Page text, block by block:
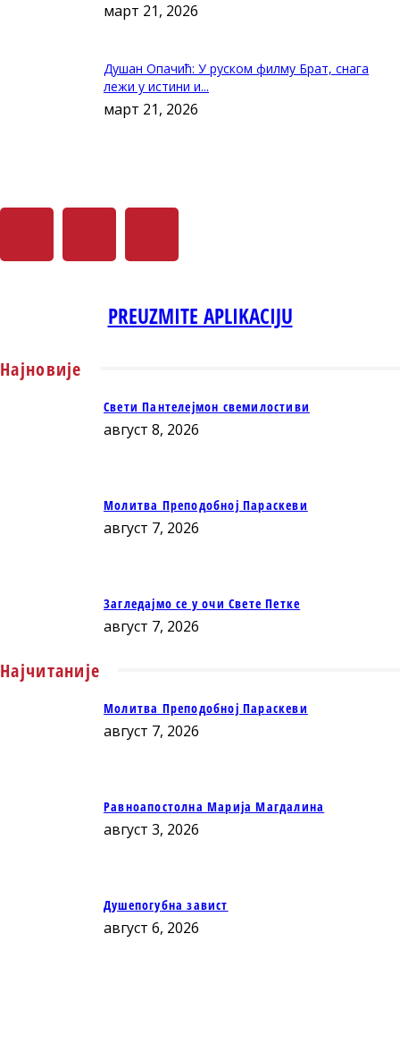
март 21, 2026
Душан Опачић: У руском филму Брат, снага
лежи у истини и...
март 21, 2026
PREUZMITE APLIKACIJU
Најновије
Свети Пантелејмон свемилостиви
август 8, 2026
Молитва Преподобној Параскеви
август 7, 2026
Загледајмо се у очи Свете Петке
август 7, 2026
Најчитаније
Молитва Преподобној Параскеви
август 7, 2026
Равноапостолна Марија Магдалина
август 3, 2026
Душепогубна завист
август 6, 2026